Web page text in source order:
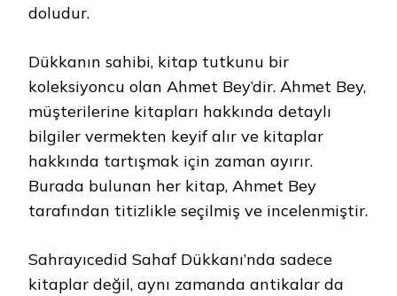
doludur.
Dükkanın sahibi, kitap tutkunu bir
koleksiyoncu olan Ahmet Bey’dir. Ahmet Bey,
müşterilerine kitapları hakkında detaylı
bilgiler vermekten keyif alır ve kitaplar
hakkında tartışmak için zaman ayırır.
Burada bulunan her kitap, Ahmet Bey
tarafından titizlikle seçilmiş ve incelenmiştir.
Sahrayıcedid Sahaf Dükkanı’nda sadece
kitaplar değil, aynı zamanda antikalar da